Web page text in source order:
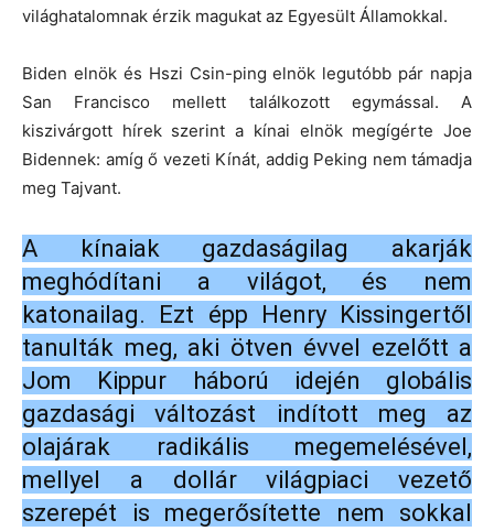
világhatalomnak érzik magukat az Egyesült Államokkal.
Biden elnök és Hszi Csin-ping elnök legutóbb pár napja
San Francisco mellett találkozott egymással. A
kiszivárgott hírek szerint a kínai elnök megígérte Joe
Bidennek: amíg ő vezeti Kínát, addig Peking nem támadja
meg Tajvant.
A kínaiak gazdaságilag akarják
meghódítani a világot, és nem
katonailag. Ezt épp Henry Kissingertől
tanulták meg, aki ötven évvel ezelőtt a
Jom Kippur háború idején globális
gazdasági változást indított meg az
olajárak radikális megemelésével,
mellyel a dollár világpiaci vezető
szerepét is megerősítette nem sokkal